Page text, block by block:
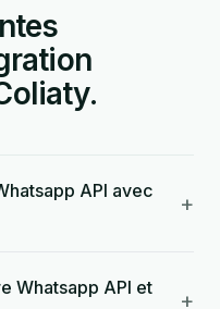
API avec
+
Whatsapp API et
+